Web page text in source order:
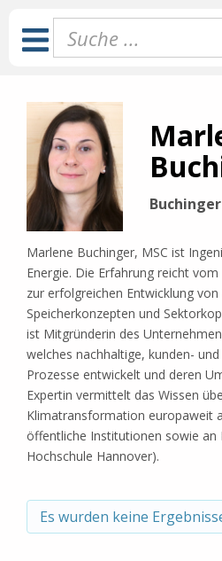
Inhalt
springen
Toggle
Navigation
Marlene Buchinger, MSC ist
Energie. Die Erfahrung reicht
zur erfolgreichen Entwicklung von
Speicherkonzepten und
ist Mitgründerin des
welches nachhaltige, kunden-
Prozesse entwickelt und deren
Expertin vermittelt das Wissen
Klimatransformation europaweit
öffentliche Institutionen sowie an
Hochschule Hannover).
Es wurden keine